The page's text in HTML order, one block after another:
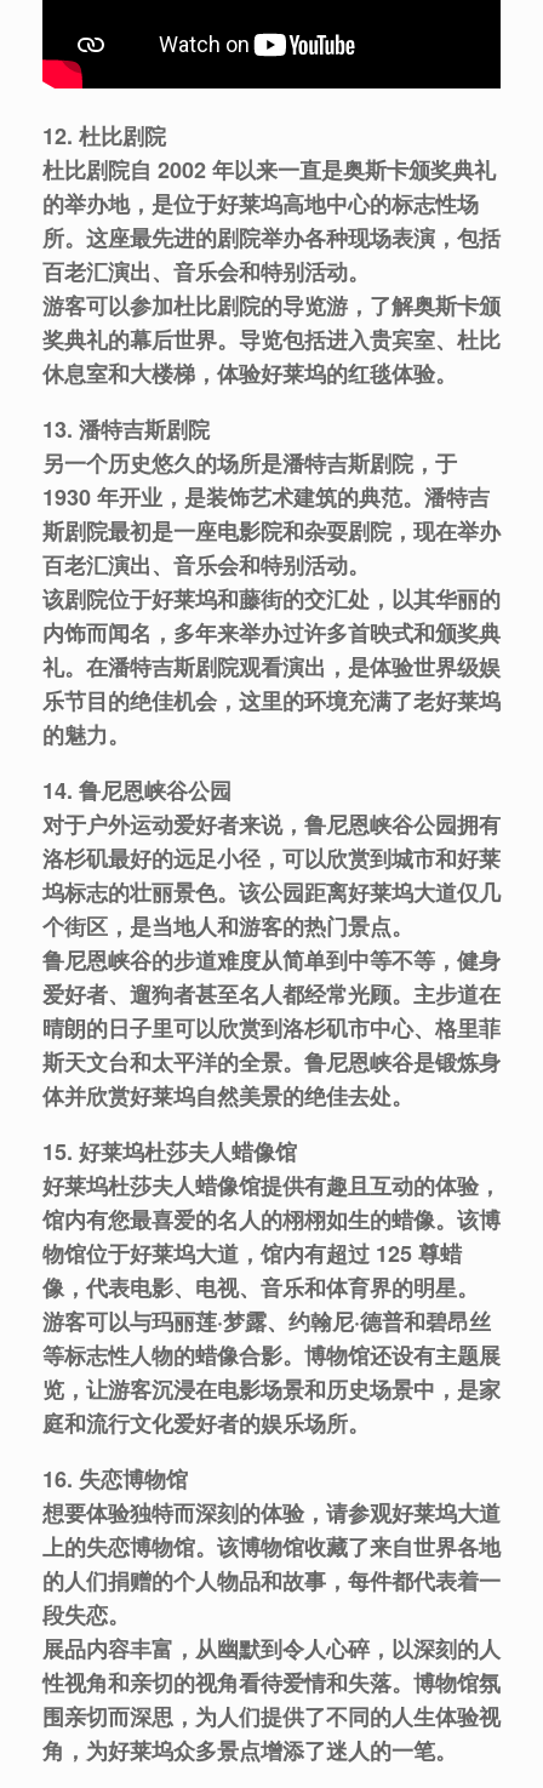
12. 杜比剧院
杜比剧院自 2002 年以来一直是奥斯卡颁奖典礼
的举办地，是位于好莱坞高地中心的标志性场
所。这座最先进的剧院举办各种现场表演，包括
百老汇演出、音乐会和特别活动。
游客可以参加杜比剧院的导览游，了解奥斯卡颁
奖典礼的幕后世界。导览包括进入贵宾室、杜比
休息室和大楼梯，体验好莱坞的红毯体验。
13. 潘特吉斯剧院
另一个历史悠久的场所是潘特吉斯剧院，于
1930 年开业，是装饰艺术建筑的典范。潘特吉
斯剧院最初是一座电影院和杂耍剧院，现在举办
百老汇演出、音乐会和特别活动。
该剧院位于好莱坞和藤街的交汇处，以其华丽的
内饰而闻名，多年来举办过许多首映式和颁奖典
礼。在潘特吉斯剧院观看演出，是体验世界级娱
乐节目的绝佳机会，这里的环境充满了老好莱坞
的魅力。
14. 鲁尼恩峡谷公园
对于户外运动爱好者来说，鲁尼恩峡谷公园拥有
洛杉矶最好的远足小径，可以欣赏到城市和好莱
坞标志的壮丽景色。该公园距离好莱坞大道仅几
个街区，是当地人和游客的热门景点。
鲁尼恩峡谷的步道难度从简单到中等不等，健身
爱好者、遛狗者甚至名人都经常光顾。主步道在
晴朗的日子里可以欣赏到洛杉矶市中心、格里菲
斯天文台和太平洋的全景。鲁尼恩峡谷是锻炼身
体并欣赏好莱坞自然美景的绝佳去处。
15. 好莱坞杜莎夫人蜡像馆
好莱坞杜莎夫人蜡像馆提供有趣且互动的体验，
馆内有您最喜爱的名人的栩栩如生的蜡像。该博
物馆位于好莱坞大道，馆内有超过 125 尊蜡
像，代表电影、电视、音乐和体育界的明星。
游客可以与玛丽莲·梦露、约翰尼·德普和碧昂丝
等标志性人物的蜡像合影。博物馆还设有主题展
览，让游客沉浸在电影场景和历史场景中，是家
庭和流行文化爱好者的娱乐场所。
16. 失恋博物馆
想要体验独特而深刻的体验，请参观好莱坞大道
上的失恋博物馆。该博物馆收藏了来自世界各地
的人们捐赠的个人物品和故事，每件都代表着一
段失恋。
展品内容丰富，从幽默到令人心碎，以深刻的人
性视角和亲切的视角看待爱情和失落。博物馆氛
围亲切而深思，为人们提供了不同的人生体验视
角，为好莱坞众多景点增添了迷人的一笔。